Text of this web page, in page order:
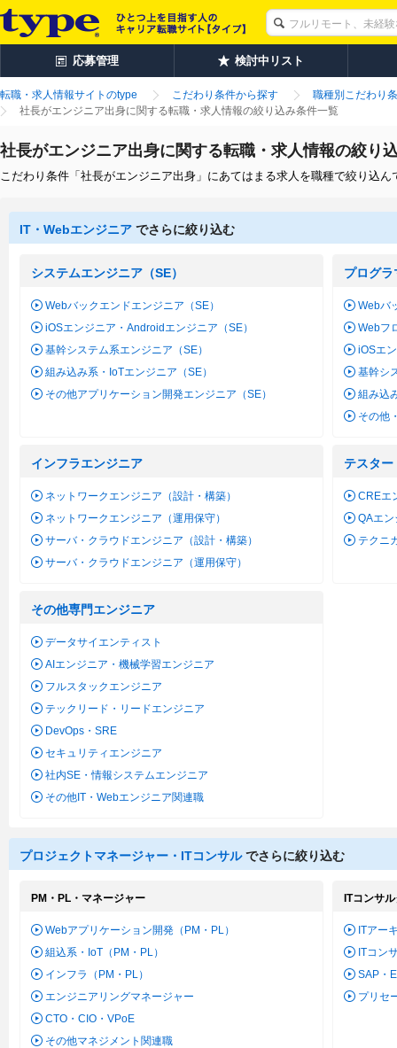
応募管理 検討中リスト
転職・求人情報サイトのtype こだわり条件から探す
職種別こだわり
社長がエンジニア出身に関する転職・求人情報の絞り込み条件一覧
社長がエンジニア出身に関する転職・求人情報の絞り
こだわり条件「社長がエンジニア出身」にあてはまる求人を職種で絞り込
IT・Webエンジニア でさらに絞り込む
システムエンジニア（SE）
Webバックエンドエンジニア（SE）
iOSエンジニア・Androidエンジニア（SE）
基幹システム系エンジニア（SE）
組み込み系・IoTエンジニア（SE）
その他アプリケーション開発エンジニア（SE）
プログ
Webバ
Webフ
iOSエ
基幹シ
組み込
その他
インフラエンジニア
ネットワークエンジニア（設計・構築）
ネットワークエンジニア（運用保守）
サーバ・クラウドエンジニア（設計・構築）
サーバ・クラウドエンジニア（運用保守）
テスタ
CREエ
QAエ
テクニ
その他専門エンジニア
データサイエンティスト
AIエンジニア・機械学習エンジニア
フルスタックエンジニア
テックリード・リードエンジニア
DevOps・SRE
セキュリティエンジニア
社内SE・情報システムエンジニア
その他IT・Webエンジニア関連職
プロジェクトマネージャー・ITコンサル でさらに絞り込む
PM・PL・マネージャー
Webアプリケーション開発（PM・PL）
組込系・IoT（PM・PL）
インフラ（PM・PL）
エンジニアリングマネージャー
CTO・CIO・VPoE
その他マネジメント関連職
ITコンサ
ITアー
ITコン
SAP・
プリセ